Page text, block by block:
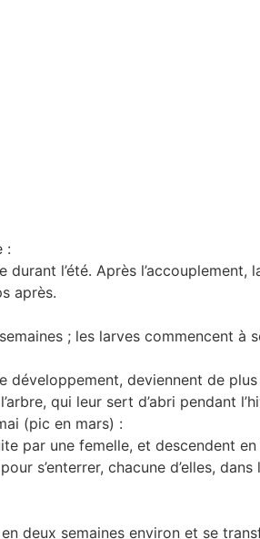
:
l’été. Après
après.
; les larves commencent à
deviennent de
qui leur sert d’abri pendant
(pic en mars) :
par une femelle, et descendent
s’enterrer, chacune d’elles,
deux semaines environ et se